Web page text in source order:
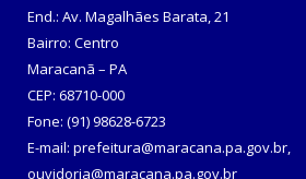
End.: Av. Magalhães Barata, 21
Bairro: Centro
Maracanã – PA
CEP: 68710-000
Fone: (91) 98628-6723
E-mail: prefeitura@maracana.pa.gov.br,
ouvidoria@maracana.pa.gov.br